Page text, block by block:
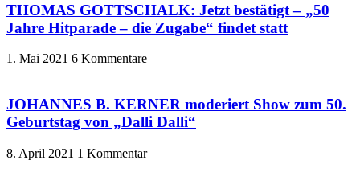
THOMAS GOTTSCHALK: Jetzt bestätigt – „50
Jahre Hitparade – die Zugabe“ findet statt
1. Mai 2021 6 Kommentare
JOHANNES B. KERNER moderiert Show zum 50.
Geburtstag von „Dalli Dalli“
8. April 2021 1 Kommentar